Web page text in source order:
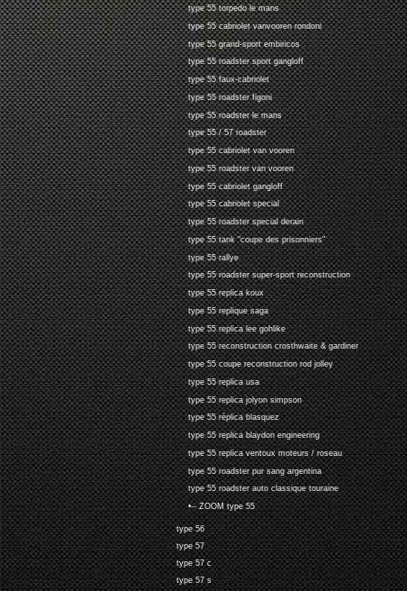
type 55 torpedo le mans
type 55 cabriolet vanvooren rondoni
type 55 grand-sport embiricos
type 55 roadster sport gangloff
type 55 faux-cabriolet
type 55 roadster figoni
type 55 roadster le mans
type 55 / 57 roadster
type 55 cabriolet van vooren
type 55 roadster van vooren
type 55 cabriolet gangloff
type 55 cabriolet special
type 55 roadster special derain
type 55 tank "coupe des prisonniers"
type 55 rallye
type 55 roadster super-sport reconstruction
type 55 replica koux
type 55 replique saga
type 55 replica lee gohlike
type 55 reconstruction crosthwaite & gardiner
type 55 coupe reconstruction rod jolley
type 55 replica usa
type 55 replica jolyon simpson
type 55 réplica blasquez
type 55 replica blaydon engineering
type 55 replica ventoux moteurs / roseau
type 55 roadster pur sang argentina
type 55 roadster auto classique touraine
•-- ZOOM type 55
type 56
type 57
type 57 c
type 57 s